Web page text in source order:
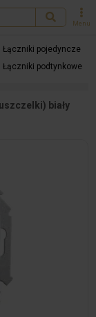
Menu
Łączniki pojedyncze
Łączniki podtynkowe
biały